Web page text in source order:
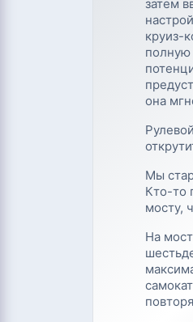
затем
круиз-
полную
она
Мы
Кто-то
мосту,
На